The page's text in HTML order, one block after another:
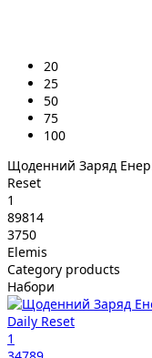
20
25
50
75
100
Щоденний Заряд
Reset
1
89814
3750
Elemis
Category products
Набори
1